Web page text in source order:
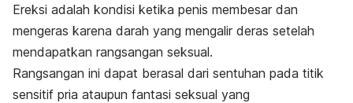
Ereksi adalah kondisi ketika penis membesar dan
mengeras karena darah yang mengalir deras setelah
mendapatkan rangsangan seksual.
Rangsangan ini dapat berasal dari sentuhan pada titik
sensitif pria ataupun fantasi seksual yang